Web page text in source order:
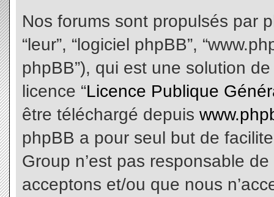
Nos forums sont propulsés par
“leur”, “logiciel phpBB”,
phpBB”), qui est une solution
licence “Licence Publique
être téléchargé depuis
phpBB a pour seul but de
Group n’est pas responsable
acceptons et/ou que nous